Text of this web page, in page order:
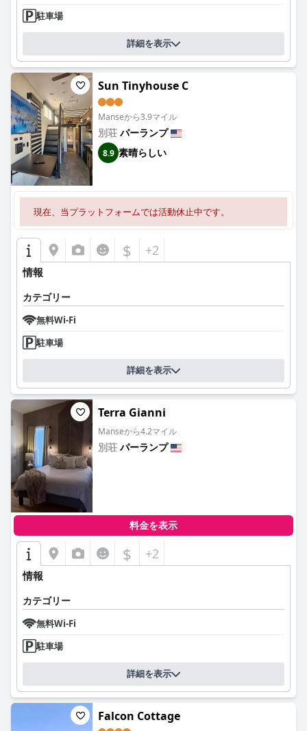
駐車場
詳細を表示
Sun Tinyhouse C
Manseから3.9マイル
別荘 パーランプ
8.9 素晴らしい
現在、当プラットフォームでは活動休止中です。
$ +2
情報
カテゴリー
無料Wi-Fi
駐車場
詳細を表示
Terra Gianni
Manseから4.2マイル
別荘 パーランプ
料金を表示
$ +2
情報
カテゴリー
無料Wi-Fi
駐車場
詳細を表示
Falcon Cottage